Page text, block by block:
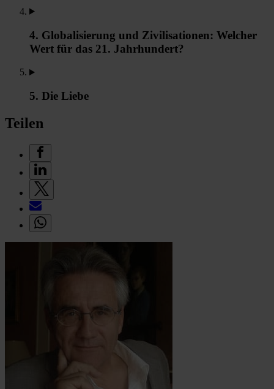
4. Globalisierung und Zivilisationen: Welcher
Wert für das 21. Jahrhundert?
5. Die Liebe
Teilen